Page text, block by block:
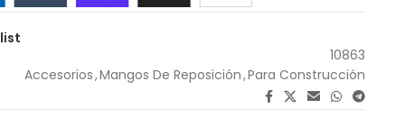
10863
Accesorios,Mangos De Reposición,Para Construcción